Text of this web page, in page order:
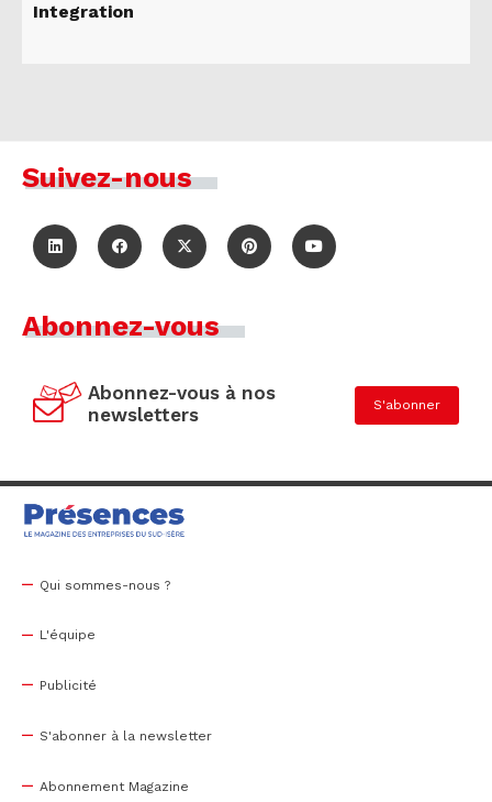
Integration
Suivez-nous
Abonnez-vous
Abonnez-vous à nos
newsletters
S'abonner
Qui sommes-nous ?
L'équipe
Publicité
S'abonner à la newsletter
Abonnement Magazine